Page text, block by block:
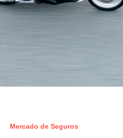
Mercado de Seguros